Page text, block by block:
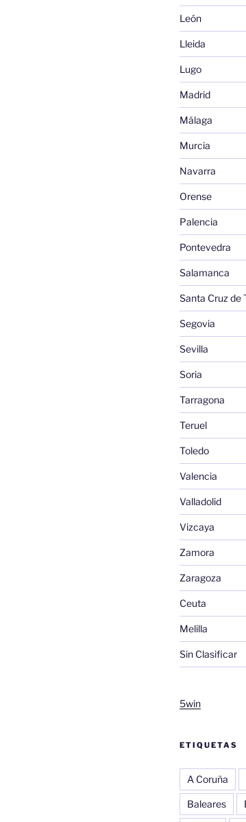
León
Lleida
Lugo
Madrid
Málaga
Murcia
Navarra
Orense
Palencia
Pontevedra
Salamanca
Santa Cruz de
Segovia
Sevilla
Soria
Tarragona
Teruel
Toledo
Valencia
Valladolid
Vizcaya
Zamora
Zaragoza
Ceuta
Melilla
Sin Clasificar
5win
ETIQUETAS
A Coruña
Baleares